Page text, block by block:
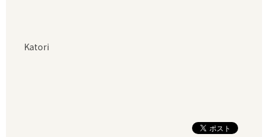
Katori